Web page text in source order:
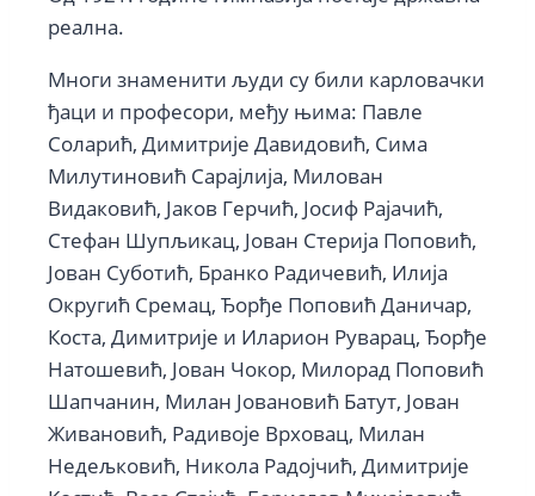
реална.
Многи знаменити људи су били карловачки
ђаци и професори, међу њима: Павле
Соларић, Димитрије Давидовић, Сима
Милутиновић Сарајлија, Милован
Видаковић, Јаков Герчић, Јосиф Рајачић,
Стефан Шупљикац, Јован Стерија Поповић,
Јован Суботић, Бранко Радичевић, Илија
Округић Сремац, Ђорђе Поповић Даничар,
Коста, Димитрије и Иларион Руварац, Ђорђе
Натошевић, Јован Чокор, Милорад Поповић
Шапчанин, Милан Јовановић Батут, Јован
Живановић, Радивоје Врховац, Милан
Недељковић, Никола Радојчић, Димитрије